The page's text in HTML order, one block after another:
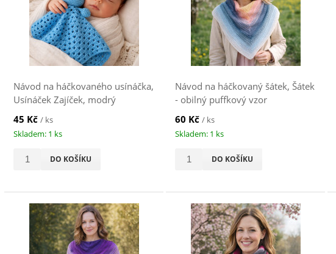
Návod na háčkovaného usínáčka,
Usínáček Zajíček, modrý
45 Kč / ks
Skladem: 1 ks
DO KOŠÍKU
Návod na háčkovaný šátek, Šátek
- obilný puffkový vzor
60 Kč/ ks
Skladem: 1 ks
DO KOŠÍKU